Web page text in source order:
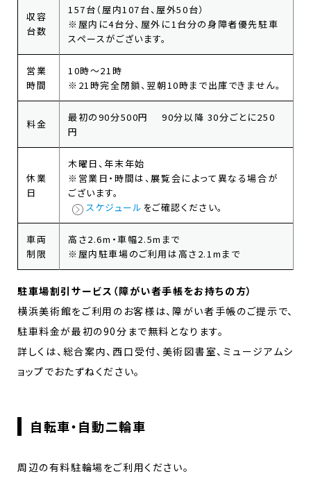
収容
台数
157台（屋内107台、屋外50台）
※屋内に4台分、屋外に1台分の身障者優先駐車
スペースがございます。
営業
時間
10時～21時
※21時完全閉鎖、翌朝10時まで出庫できません。
料金
最初の90分500円 90分以降 30分ごとに250
円
休業
日
木曜日、年末年始
※営業日・時間は、展覧会によって異なる場合が
ございます。
スケジュール をご確認ください。
車両
制限
高さ2.6m・車幅2.5mまで
※屋内駐車場のご利用は高さ2.1mまで
駐車場割引サービス（障がい者手帳をお持ちの方）
横浜美術館をご利用のお客様は、障がい者手帳のご提示で、
駐車料金が最初の90分まで無料となります。
詳しくは、総合案内、西口受付、美術図書室、ミュージアムシ
ョップでおたずねください。
自転車・自動二輪車
周辺の有料駐輪場をご利用ください。